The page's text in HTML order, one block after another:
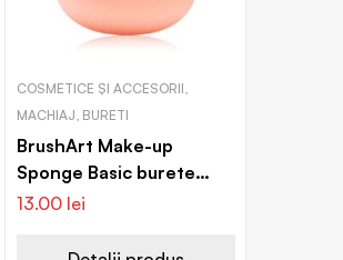
COSMETICE ȘI ACCESORII,
MACHIAJ, BURETI
BrushArt Make-up
Sponge Basic burete
precizie pentru fond de
13.00 lei